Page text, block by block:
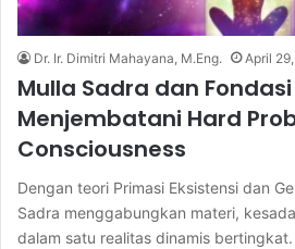
Dr. Ir. Dimitri Mahayana, M.Eng. April
Mulla Sadra dan
Menjembatani Hard
Consciousness
Dengan teori Primasi Eksistensi dan
Sadra menggabungkan materi,
dalam satu realitas dinamis